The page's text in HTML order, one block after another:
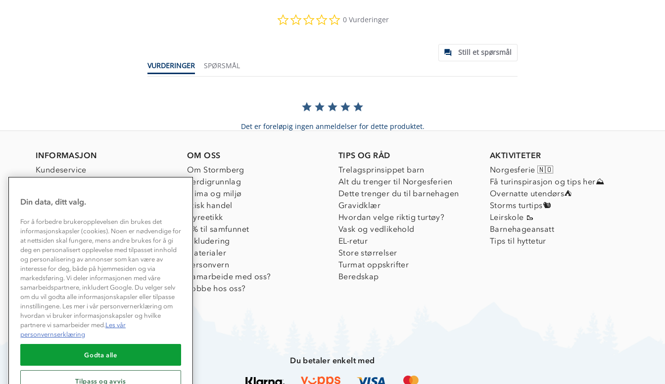
star
0 Vurderinger
Still et spørsmål
VURDERINGER
SPØRSMÅL
Det er foreløpig ingen anmeldelser for dette produktet.
INFORMASJON
Kundeservice
Kundeklubb
Våre butikker
Bedrift, barnehage og SFO
Presse
OM OSS
Om Stormberg
Verdigrunnlag
Klima og miljø
Etisk handel
Dyreetikk
1% til samfunnet
Inkludering
Materialer
Personvern
Samarbeide med oss?
Jobbe hos oss?
TIPS OG RÅD
Trelagsprinsippet barn
Alt du trenger til Norgesferien
Dette trenger du til barnehagen
Gravidklær
Hvordan velge riktig turtøy?
Vask og vedlikehold
EL-retur
Store størrelser
Turmat oppskrifter
Beredskap
AKTIVITETER
Norgesferie 🇳🇴
Få turinspirasjon og tips her⛰
Overnatte utendørs⛺
Storms turtips🐿️
Leirskole 🥾
Barnehageansatt
Tips til hyttetur
Du betaler enkelt med
Din data, ditt valg.
For å forbedre brukeropplevelsen din brukes det
informasjonskapsler (cookies). Noen er nødvendige for
at nettsiden skal fungere, mens andre brukes for å gi
deg en personalisert opplevelse med tilpasset innhold
og personalisering av annonser som kan være av
interesse for deg, både på hjemmesiden og via
markedsføring. Vi deler informasjonen med våre
samarbeidspartnere, inkludert Google. Du velger selv
om du vil godta alle informasjonskapsler eller tilpasse
innstillingene. Les mer i vår personvernerklæring om
hvordan vi bruker informasjonskapsler og hvilke
partnere vi samarbeider med.Les vår
personvernserklæring
Godta alle
Tilpass og avvis